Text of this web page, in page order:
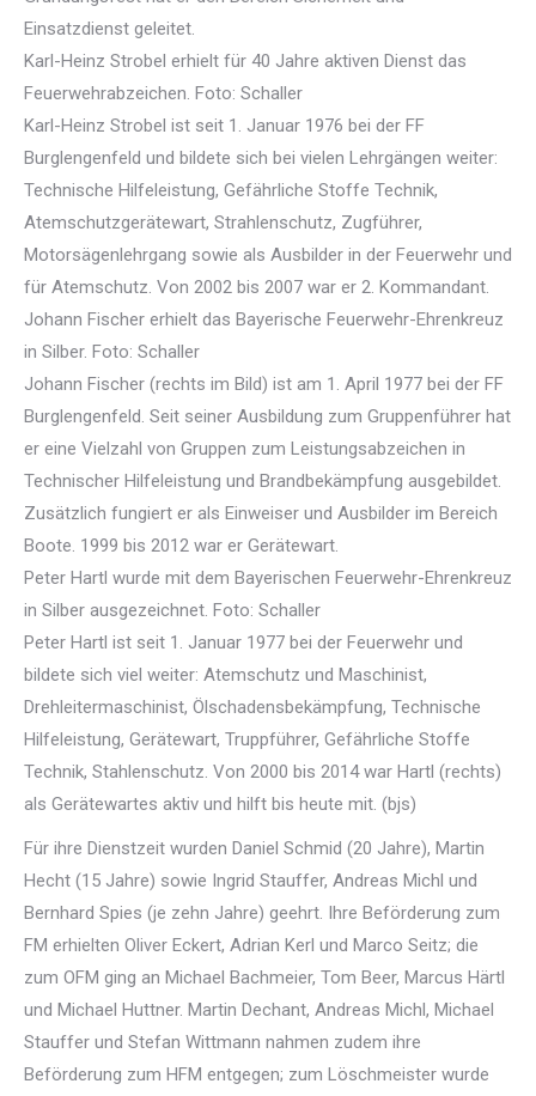
Einsatzdienst geleitet.
Karl-Heinz Strobel erhielt für 40 Jahre aktiven Dienst das
Feuerwehrabzeichen. Foto: Schaller
Karl-Heinz Strobel ist seit 1. Januar 1976 bei der FF
Burglengenfeld und bildete sich bei vielen Lehrgängen weiter:
Technische Hilfeleistung, Gefährliche Stoffe Technik,
Atemschutzgerätewart, Strahlenschutz, Zugführer,
Motorsägenlehrgang sowie als Ausbilder in der Feuerwehr und
für Atemschutz. Von 2002 bis 2007 war er 2. Kommandant.
Johann Fischer erhielt das Bayerische Feuerwehr-Ehrenkreuz
in Silber. Foto: Schaller
Johann Fischer (rechts im Bild) ist am 1. April 1977 bei der FF
Burglengenfeld. Seit seiner Ausbildung zum Gruppenführer hat
er eine Vielzahl von Gruppen zum Leistungsabzeichen in
Technischer Hilfeleistung und Brandbekämpfung ausgebildet.
Zusätzlich fungiert er als Einweiser und Ausbilder im Bereich
Boote. 1999 bis 2012 war er Gerätewart.
Peter Hartl wurde mit dem Bayerischen Feuerwehr-Ehrenkreuz
in Silber ausgezeichnet. Foto: Schaller
Peter Hartl ist seit 1. Januar 1977 bei der Feuerwehr und
bildete sich viel weiter: Atemschutz und Maschinist,
Drehleitermaschinist, Ölschadensbekämpfung, Technische
Hilfeleistung, Gerätewart, Truppführer, Gefährliche Stoffe
Technik, Stahlenschutz. Von 2000 bis 2014 war Hartl (rechts)
als Gerätewartes aktiv und hilft bis heute mit. (bjs)
Für ihre Dienstzeit wurden Daniel Schmid (20 Jahre), Martin
Hecht (15 Jahre) sowie Ingrid Stauffer, Andreas Michl und
Bernhard Spies (je zehn Jahre) geehrt. Ihre Beförderung zum
FM erhielten Oliver Eckert, Adrian Kerl und Marco Seitz; die
zum OFM ging an Michael Bachmeier, Tom Beer, Marcus Härtl
und Michael Huttner. Martin Dechant, Andreas Michl, Michael
Stauffer und Stefan Wittmann nahmen zudem ihre
Beförderung zum HFM entgegen; zum Löschmeister wurde